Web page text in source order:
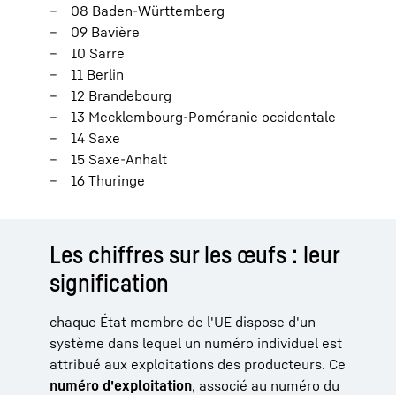
08 Baden-Württemberg
09 Bavière
10 Sarre
11 Berlin
12 Brandebourg
13 Mecklembourg-Poméranie occidentale
14 Saxe
15 Saxe-Anhalt
16 Thuringe
Les chiffres sur les œufs : leur
signification
chaque État membre de l'UE dispose d'un
système dans lequel un numéro individuel est
attribué aux exploitations des producteurs. Ce
numéro d'exploitation, associé au numéro du